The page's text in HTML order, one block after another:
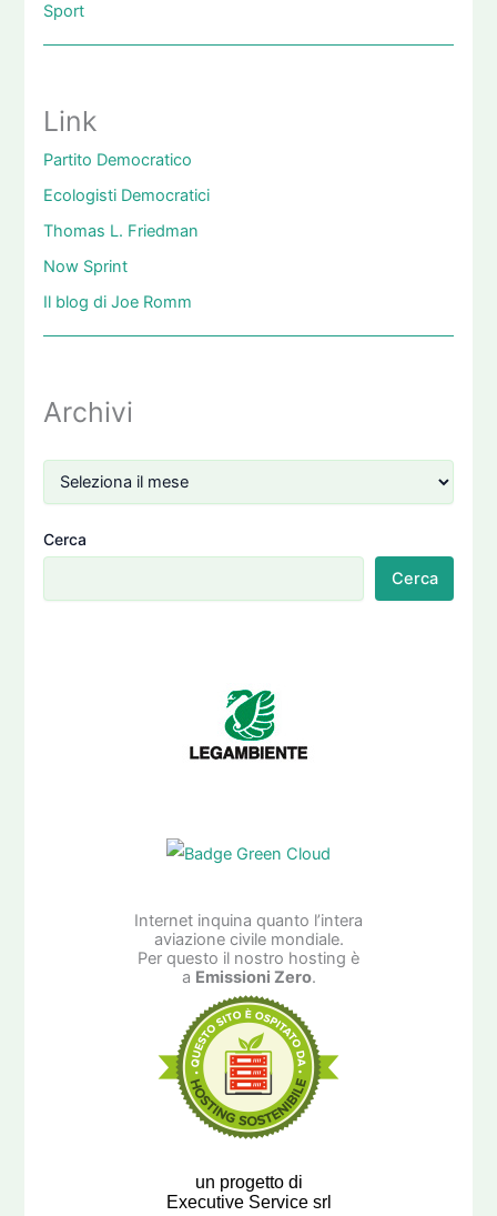
Sport
Link
Partito Democratico
Ecologisti Democratici
Thomas L. Friedman
Now Sprint
Il blog di Joe Romm
Archivi
Cerca
Cerca
Internet inquina quanto l’intera
aviazione civile mondiale.
Per questo il nostro hosting è
a Emissioni Zero.
un progetto di
Executive Service srl